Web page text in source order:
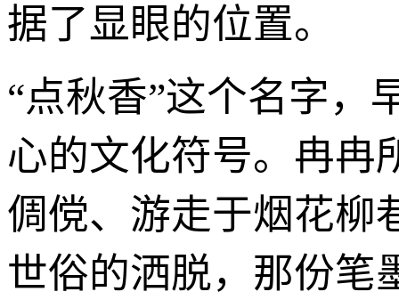
据了显眼的位置。
“点秋香”这个名字，
心的文化符号。冉冉
倜傥、游走于烟花柳
世俗的洒脱，那份笔